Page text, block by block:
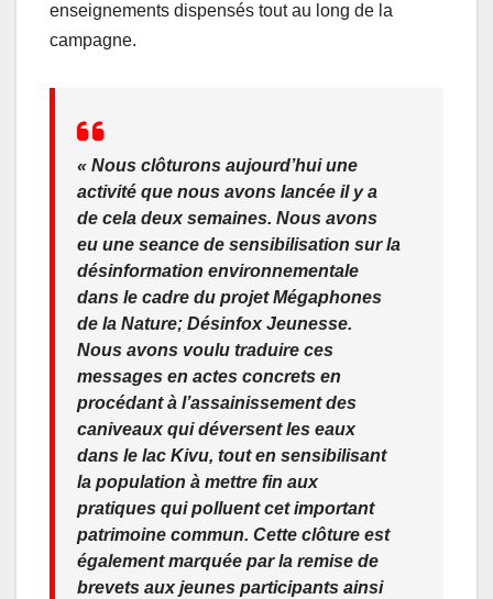
enseignements dispensés tout au long de la
campagne.
« Nous clôturons aujourd’hui une
activité que nous avons lancée il y a
de cela deux semaines. Nous avons
eu une seance de sensibilisation sur la
désinformation environnementale
dans le cadre du projet Mégaphones
de la Nature; Désinfox Jeunesse.
Nous avons voulu traduire ces
messages en actes concrets en
procédant à l’assainissement des
caniveaux qui déversent les eaux
dans le lac Kivu, tout en sensibilisant
la population à mettre fin aux
pratiques qui polluent cet important
patrimoine commun. Cette clôture est
également marquée par la remise de
brevets aux jeunes participants ainsi